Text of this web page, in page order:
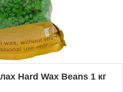
Hard Wax Beans 1 кг